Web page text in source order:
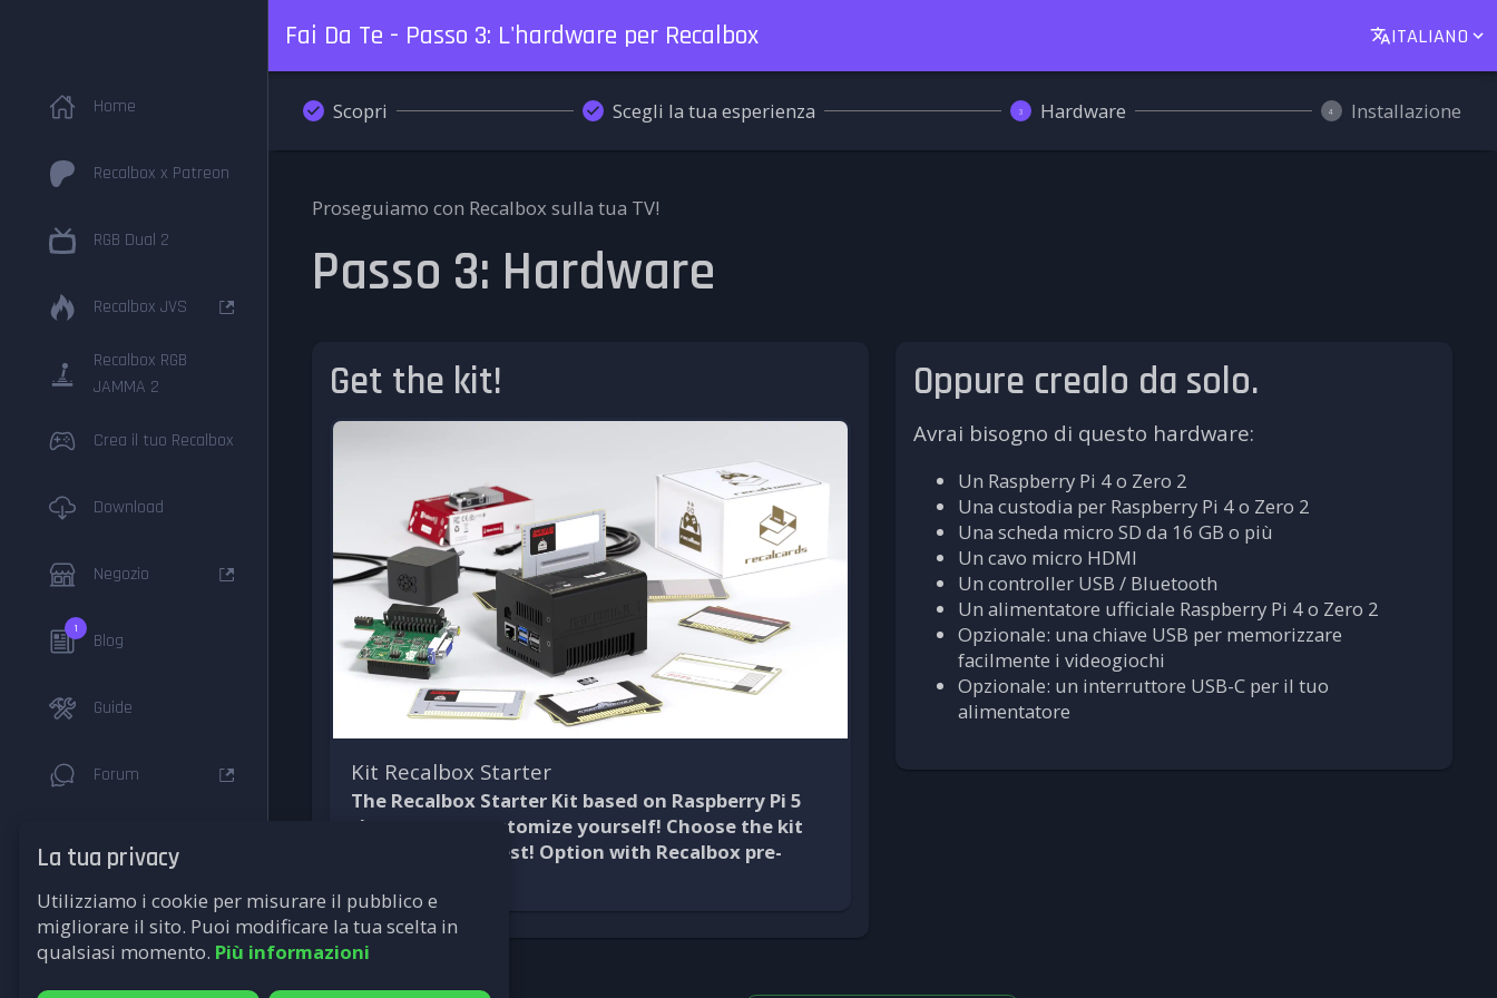
La tua privacy
Utilizziamo i cookie per misurare il pubblico e
migliorare il sito. Puoi modificare la tua scelta in
qualsiasi momento. Più informazioni
Fai Da Te - Passo 3: L'hardware per Recalbox ITALIANO
Home
Recalbox x Patreon
RGB Dual 2
Recalbox JVS
Recalbox RGB
JAMMA 2
Crea il tuo Recalbox
Download
Negozio
1
Blog
Guide
Forum
Documentation
F.A.Q
Scopri Scegli la tua esperienza 3 Hardware 4 Installazione
Proseguiamo con Recalbox sulla tua TV!
Passo 3: Hardware
Get the kit!
Kit Recalbox Starter
The Recalbox Starter Kit based on Raspberry Pi 5
that you can customize yourself! Choose the kit
that suits you best! Option with Recalbox pre-
Oppure crealo da solo.
Avrai bisogno di questo hardware:
Un Raspberry Pi 4 o Zero 2
Una custodia per Raspberry Pi 4 o Zero 2
Una scheda micro SD da 16 GB o più
Un cavo micro HDMI
Un controller USB / Bluetooth
Un alimentatore ufficiale Raspberry Pi 4 o Zero 2
Opzionale: una chiave USB per memorizzare
facilmente i videogiochi
Opzionale: un interruttore USB-C per il tuo
alimentatore